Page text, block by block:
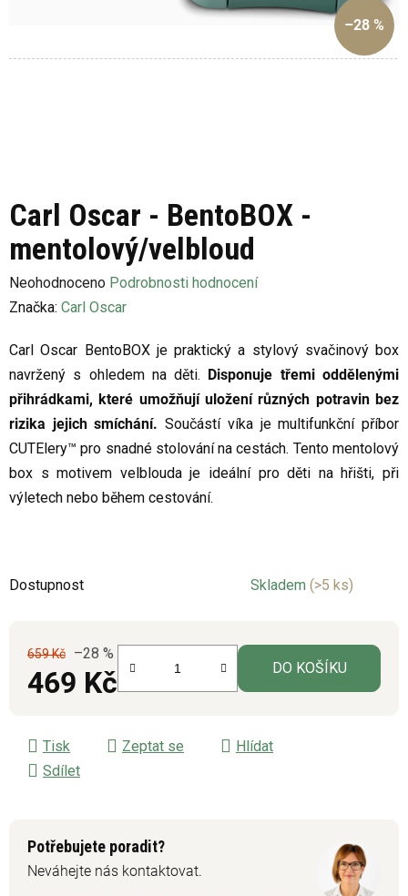
Carl Oscar - BentoBOX -
mentolový/velbloud
Průměrné
hodnocení
je
0,0
z
5
hvězdiček.
Neohodnoceno Podrobnosti hodnocení
Značka: Carl Oscar
Carl Oscar BentoBOX je praktický a stylový svačinový box
navržený s ohledem na děti. Disponuje třemi oddělenými
přihrádkami, které umožňují uložení různých potravin bez
rizika jejich smíchání. Součástí víka je multifunkční příbor
CUTElery™ pro snadné stolování na cestách. Tento mentolový
box s motivem velblouda je ideální pro děti na hřišti, při
výletech nebo během cestování.
Dostupnost Skladem (>5 ks)
659 Kč –28 %
469 Kč DO KOŠÍKU
Tisk Zeptat se
Hlídat
Sdílet
Potřebujete poradit?
Neváhejte nás kontaktovat.
–28 %